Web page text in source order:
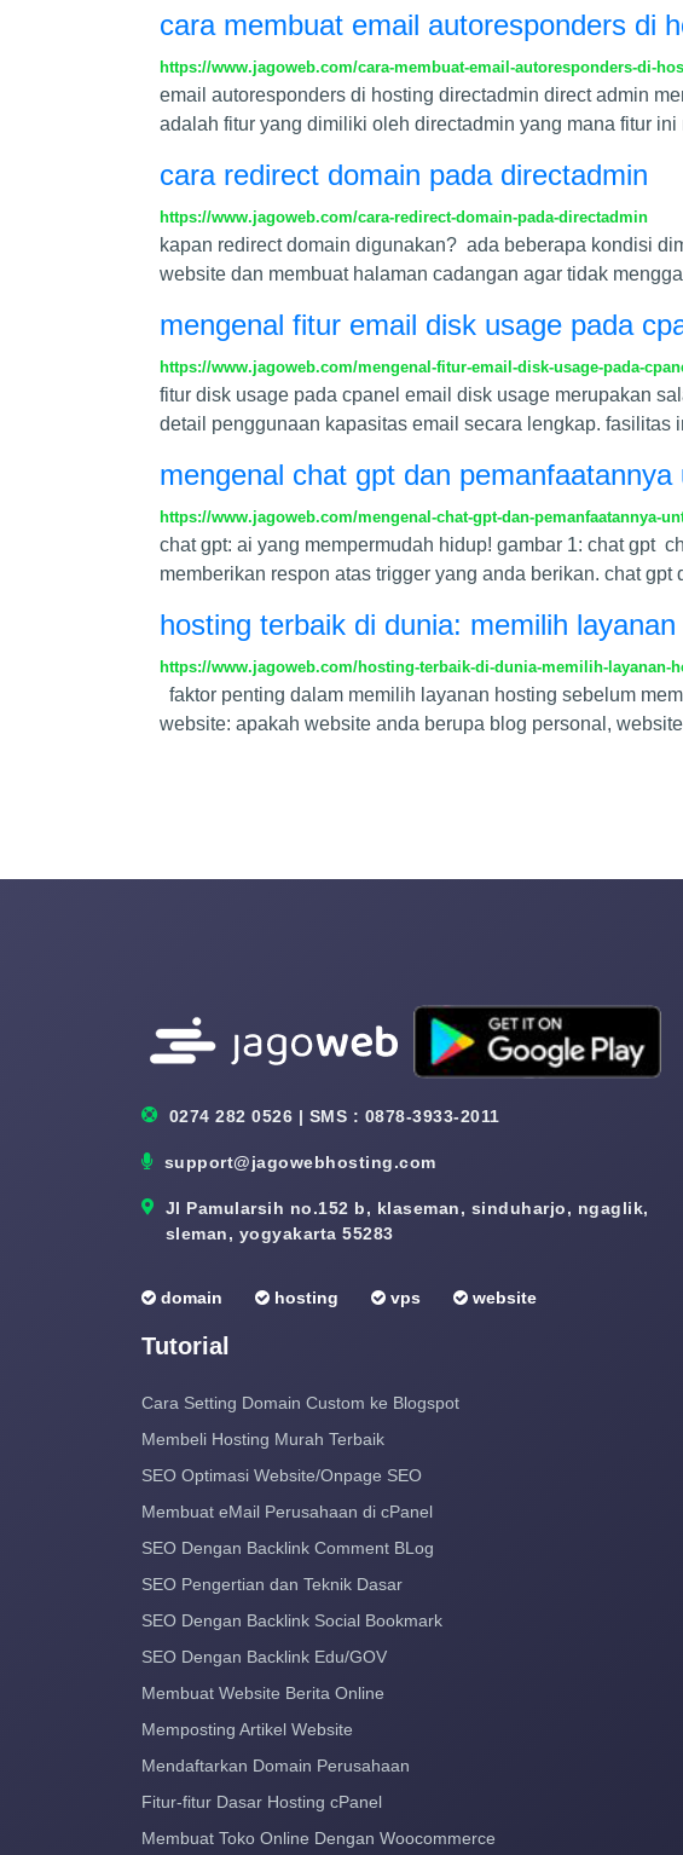
cara membuat email autoresponders di
https://www.jagoweb.com/cara-membuat-email-autoresponders-di-
email autoresponders di hosting directadmin direct admin
adalah fitur yang dimiliki oleh directadmin yang mana fitur
cara redirect domain pada directadmin
https://www.jagoweb.com/cara-redirect-domain-pada-directadmin
kapan redirect domain digunakan? ada beberapa kondisi
website dan membuat halaman cadangan agar tidak
mengenal fitur email disk usage pada
https://www.jagoweb.com/mengenal-fitur-email-disk-usage-pada-
fitur disk usage pada cpanel email disk usage merupakan
detail penggunaan kapasitas email secara lengkap. fasilitas
mengenal chat gpt dan
https://www.jagoweb.com/mengenal-chat-gpt-dan-pemanfaatannya-
chat gpt: ai yang mempermudah hidup! gambar 1: chat gpt
memberikan respon atas trigger yang anda berikan. chat gpt
hosting terbaik di dunia: memilih
https://www.jagoweb.com/hosting-terbaik-di-dunia-memilih-layanan-
faktor penting dalam memilih layanan hosting sebelum
website: apakah website anda berupa blog personal,
0274 282 0526 | SMS : 0878-3933-2011
support@jagowebhosting.com
Jl Pamularsih no.152 b, klaseman, sinduharjo, ngaglik,
sleman, yogyakarta 55283
domain hosting vps website
Tutorial
Cara Setting Domain Custom ke Blogspot
Membeli Hosting Murah Terbaik
SEO Optimasi Website/Onpage SEO
Membuat eMail Perusahaan di cPanel
SEO Dengan Backlink Comment BLog
SEO Pengertian dan Teknik Dasar
SEO Dengan Backlink Social Bookmark
SEO Dengan Backlink Edu/GOV
Membuat Website Berita Online
Memposting Artikel Website
Mendaftarkan Domain Perusahaan
Fitur-fitur Dasar Hosting cPanel
Membuat Toko Online Dengan Woocommerce